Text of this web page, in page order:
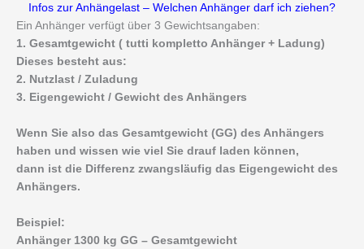
Infos zur Anhängelast – Welchen Anhänger darf ich ziehen?
Ein Anhänger verfügt über 3 Gewichtsangaben:
1. Gesamtgewicht ( tutti kompletto Anhänger + Ladung)
Dieses besteht aus:
2. Nutzlast / Zuladung
3. Eigengewicht / Gewicht des Anhängers
Wenn Sie also das Gesamtgewicht (GG) des Anhängers
haben und wissen wie viel Sie drauf laden können,
dann ist die Differenz zwangsläufig das Eigengewicht des
Anhängers.
Beispiel:
Anhänger 1300 kg GG – Gesamtgewicht